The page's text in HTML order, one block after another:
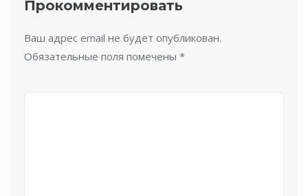
Прокомментировать
Ваш адрес email не будет опубликован.
Обязательные поля помечены *